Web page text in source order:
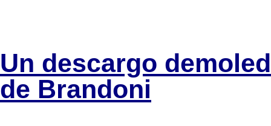
Un descargo
de Brandoni